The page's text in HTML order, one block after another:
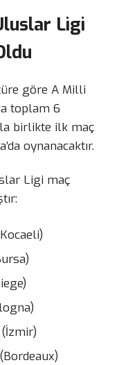
Ligi
göre A Milli
toplam 6
birlikte ilk maç
oynanacaktır.
Ligi maç